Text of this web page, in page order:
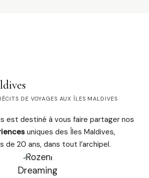
DE VOYAGES AUX ÎLES MALDIVES
est destiné à vous faire partager nos
uniques des Îles Maldives,
de 20 ans, dans tout l’archipel.